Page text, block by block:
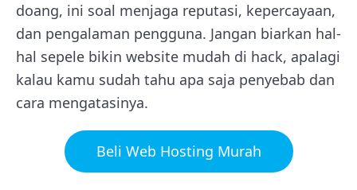
doang, ini soal menjaga reputasi, kepercayaan,
dan pengalaman pengguna. Jangan biarkan hal-
hal sepele bikin website mudah di hack, apalagi
kalau kamu sudah tahu apa saja penyebab dan
cara mengatasinya.
Beli Web Hosting Murah